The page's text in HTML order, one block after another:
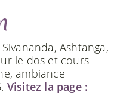
Ashtanga,
le dos et cours
ambiance
Visitez la page :